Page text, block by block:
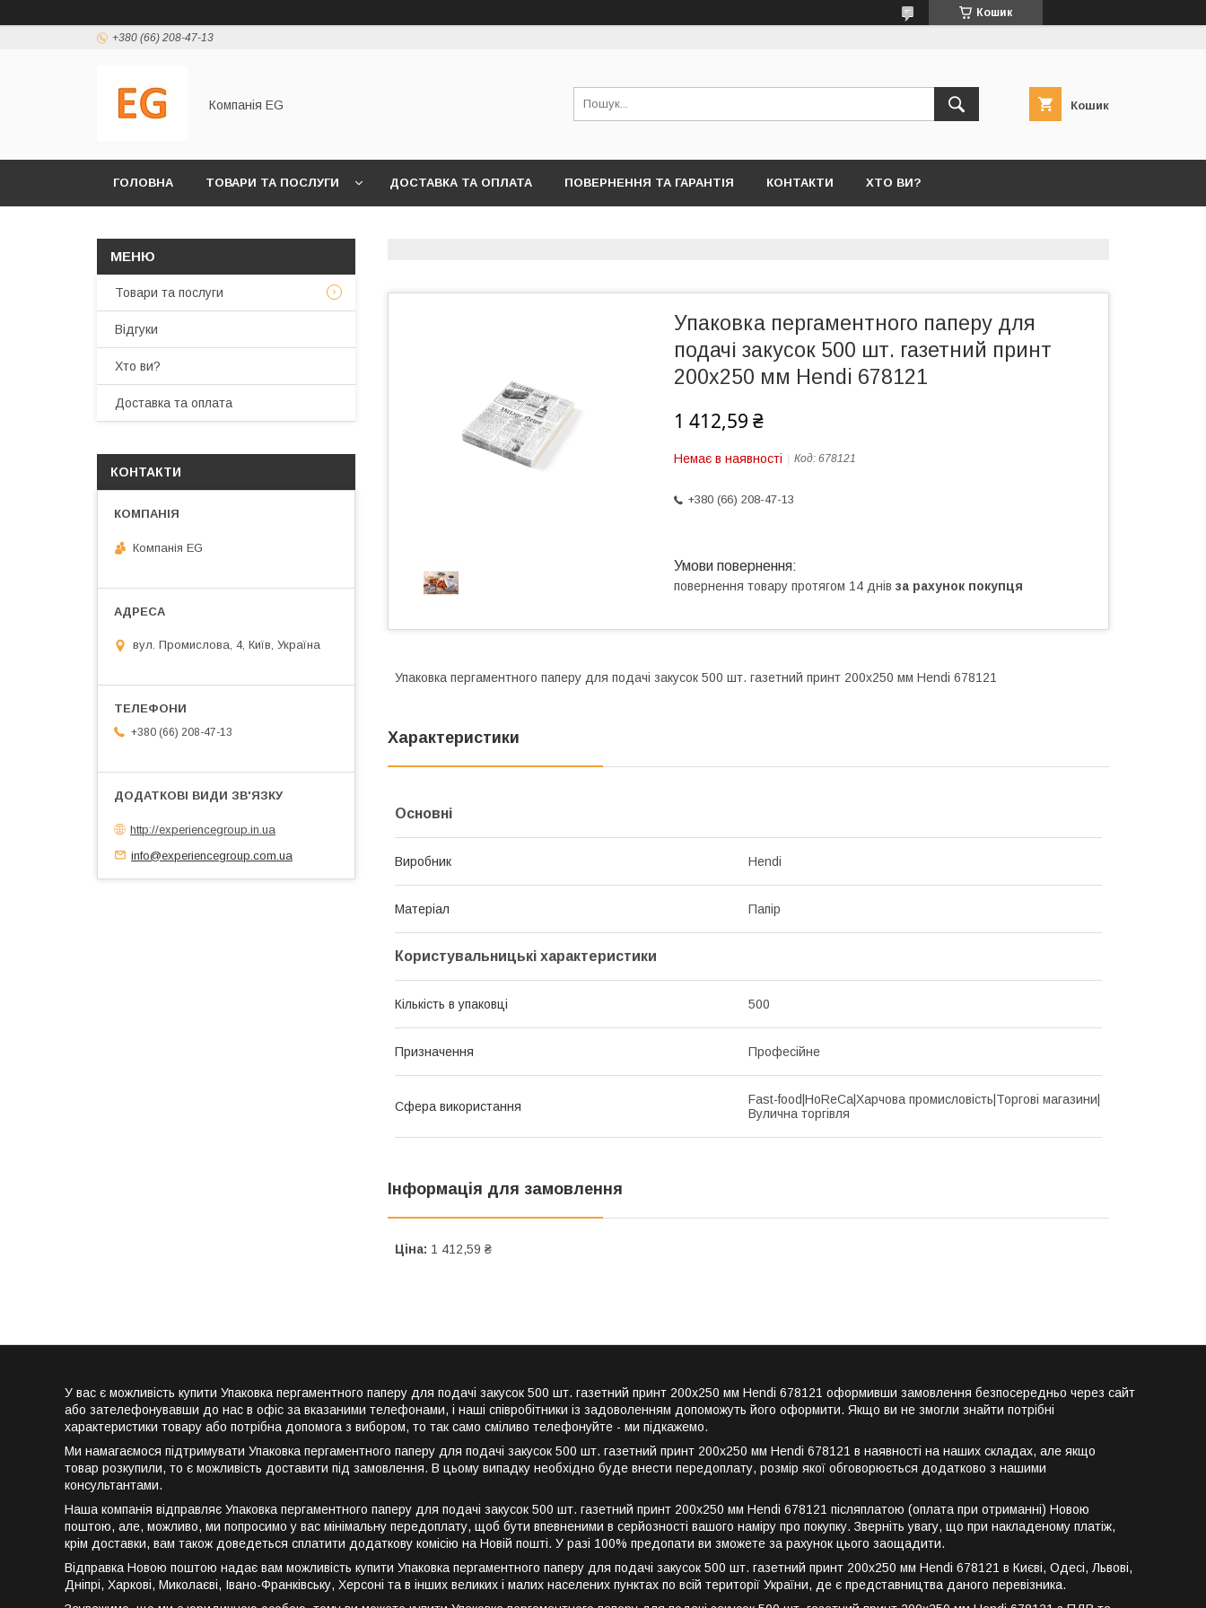
Кошик
+380 (66) 208-47-13
Компанія EG Кошик
ГОЛОВНА ТОВАРИ ТА ПОСЛУГИ ДОСТАВКА ТА ОПЛАТА ПОВЕРНЕННЯ ТА ГАРАНТІЯ КОНТАКТИ ХТО ВИ?
Упаковка пергаментного паперу для
подачі закусок 500 шт. газетний принт
200x250 мм Hendi 678121
1 412,59 ₴
Немає в наявності Код: 678121
+380 (66) 208-47-13
повернення товару протягом 14 днів за рахунок покупця
Упаковка пергаментного паперу для подачі закусок 500 шт. газетний принт 200x250 мм Hendi 678121
Характеристики
Основні
Виробник Hendi
Матеріал Папір
Користувальницькі характеристики
Кількість в упаковці 500
Призначення Професійне
Сфера використання
Fast-food|HoReCa|Харчова промисловість|Торгові магазини|
Вулична торгівля
Інформація для замовлення
Ціна: 1 412,59 ₴
Товари та послуги
Відгуки
Хто ви?
Доставка та оплата
КОНТАКТИ
Компанія EG
вул. Промислова, 4, Київ, Україна
+380 (66) 208-47-13
http://experiencegroup.in.ua
info@experiencegroup.com.ua
У вас є можливість купити Упаковка пергаментного паперу для подачі закусок 500 шт. газетний принт 200x250 мм Hendi 678121 оформивши замовлення безпосередньо через сайт
або зателефонувавши до нас в офіс за вказаними телефонами, і наші співробітники із задоволенням допоможуть його оформити. Якщо ви не змогли знайти потрібні
характеристики товару або потрібна допомога з вибором, то так само сміливо телефонуйте - ми підкажемо.
Ми намагаємося підтримувати Упаковка пергаментного паперу для подачі закусок 500 шт. газетний принт 200x250 мм Hendi 678121 в наявності на наших складах, але якщо
товар розкупили, то є можливість доставити під замовлення. В цьому випадку необхідно буде внести передоплату, розмір якої обговорюється додатково з нашими
консультантами.
Наша компанія відправляє Упаковка пергаментного паперу для подачі закусок 500 шт. газетний принт 200x250 мм Hendi 678121 післяплатою (оплата при отриманні) Новою
поштою, але, можливо, ми попросимо у вас мінімальну передоплату, щоб бути впевненими в серйозності вашого наміру про покупку. Зверніть увагу, що при накладеному платіж,
крім доставки, вам також доведеться сплатити додаткову комісію на Новій пошті. У разі 100% предопати ви зможете за рахунок цього заощадити.
Відправка Новою поштою надає вам можливість купити Упаковка пергаментного паперу для подачі закусок 500 шт. газетний принт 200x250 мм Hendi 678121 в Києві, Одесі, Львові,
Дніпрі, Харкові, Миколаєві, Івано-Франківську, Херсоні та в інших великих і малих населених пунктах по всій території України, де є представництва даного перевізника.